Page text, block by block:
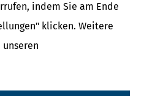
indem Sie am Ende
klicken. Weitere
Mehr Infos
Kindergeld und
Kindes verändert das Leben